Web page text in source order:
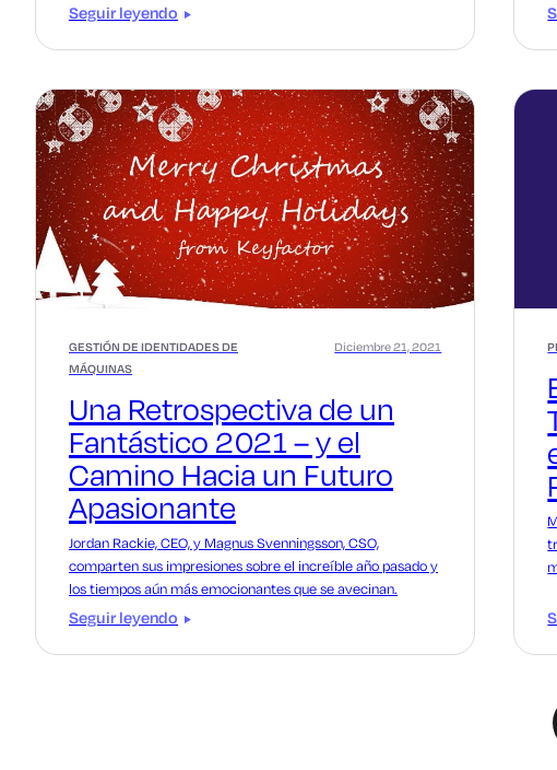
Seguir leyendo
GESTIÓN DE IDENTIDADES DE
MÁQUINAS
Una Retrospectiva de un
Fantástico 2021 – y el
Camino Hacia un Futuro
Apasionante
Diciembre 21, 2021
Jordan Rackie, CEO, y Magnus Svenningsson, CSO,
comparten sus impresiones sobre el increíble año pasado y
los tiempos aún más emocionantes que se avecinan.
Seguir leyendo